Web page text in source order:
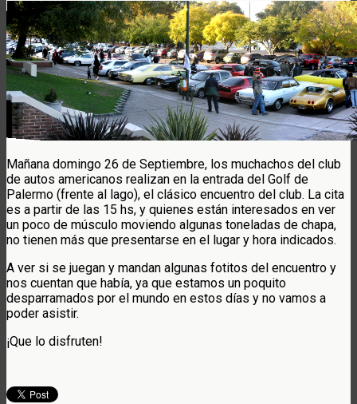
Mañana domingo 26 de Septiembre, los muchachos del club
de autos americanos realizan en la entrada del Golf de
Palermo (frente al lago), el clásico encuentro del club. La cita
es a partir de las 15 hs, y quienes están interesados en ver
un poco de músculo moviendo algunas toneladas de chapa,
no tienen más que presentarse en el lugar y hora indicados.
A ver si se juegan y mandan algunas fotitos del encuentro y
nos cuentan que había, ya que estamos un poquito
desparramados por el mundo en estos días y no vamos a
poder asistir.
¡Que lo disfruten!